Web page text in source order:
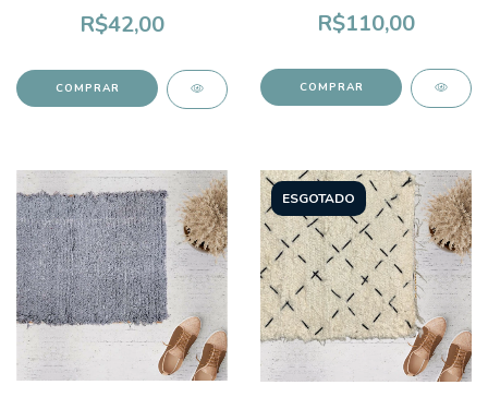
R$42,00 R$110,00
ESGOTADO